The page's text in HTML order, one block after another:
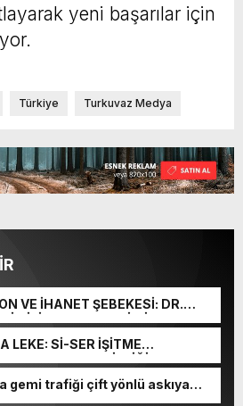
yeni başarılar için
Türkiye Turkuvaz Medya
VE İHANET ŞEBEKESİ: DR.
İŞİTME MERKEZİ’NİN SGK
LEKE: Sİ-SER İŞİTME
UMUT TACİRLİĞİ
gemi trafiği çift yönlü askıya